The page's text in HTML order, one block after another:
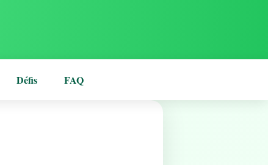
Défis FAQ